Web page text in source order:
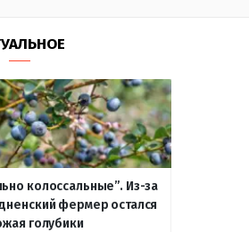
колоссальные”. Из-за
фермер остался
голубики